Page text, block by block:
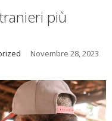
più
Novembre 28, 2023